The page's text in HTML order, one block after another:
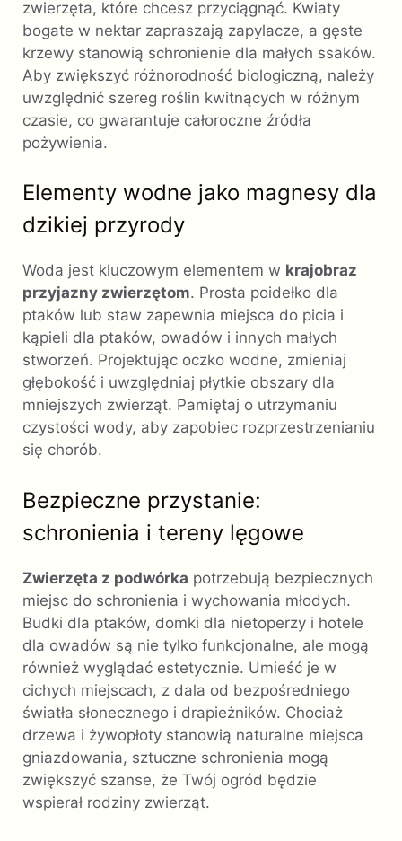
zwierzęta, które chcesz przyciągnąć. Kwiaty
bogate w nektar zapraszają zapylacze, a gęste
krzewy stanowią schronienie dla małych ssaków.
Aby zwiększyć różnorodność biologiczną, należy
uwzględnić szereg roślin kwitnących w różnym
czasie, co gwarantuje całoroczne źródła
pożywienia.
Elementy wodne jako magnesy dla
dzikiej przyrody
Woda jest kluczowym elementem w krajobraz
przyjazny zwierzętom. Prosta poidełko dla
ptaków lub staw zapewnia miejsca do picia i
kąpieli dla ptaków, owadów i innych małych
stworzeń. Projektując oczko wodne, zmieniaj
głębokość i uwzględniaj płytkie obszary dla
mniejszych zwierząt. Pamiętaj o utrzymaniu
czystości wody, aby zapobiec rozprzestrzenianiu
się chorób.
Bezpieczne przystanie:
schronienia i tereny lęgowe
Zwierzęta z podwórka potrzebują bezpiecznych
miejsc do schronienia i wychowania młodych.
Budki dla ptaków, domki dla nietoperzy i hotele
dla owadów są nie tylko funkcjonalne, ale mogą
również wyglądać estetycznie. Umieść je w
cichych miejscach, z dala od bezpośredniego
światła słonecznego i drapieżników. Chociaż
drzewa i żywopłoty stanowią naturalne miejsca
gniazdowania, sztuczne schronienia mogą
zwiększyć szanse, że Twój ogród będzie
wspierał rodziny zwierząt.